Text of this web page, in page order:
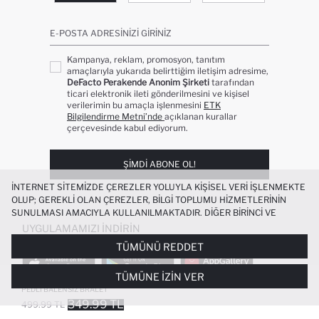
DANTELLI RIBANA ÇIKARILABILIR KAP
PEDLI BALENSIZ BRALET
499.99 TL 349.99 TL
E-POSTA ADRESINIZI GIRINIZ
Kampanya, reklam, promosyon, tanıtım
amaçlarıyla yukarıda belirttiğim iletişim adresime,
DeFacto Perakende Anonim Şirketi tarafından
ticari elektronik ileti gönderilmesini ve kişisel
verilerimin bu amaçla işlenmesini ETK
Bilgilendirme Metni’nde açıklanan kurallar
çerçevesinde kabul ediyorum.
ŞIMDI ABONE OL!
UYGULAMAMIZI İNDIRIN
POPÜLER KATEGORILER
İNTERNET SITEMIZDE ÇEREZLER YOLUYLA KIŞISEL VERI IŞLENMEKTE
OLUP; GEREKLI OLAN ÇEREZLER, BILGI TOPLUMU HIZMETLERININ
SUNULMASI AMACIYLA KULLANILMAKTADIR. DIĞER BIRINCI VE
ÜÇÜNCÜ TARAF ÇEREZLER ISE SIZE DAHA IYI BIR ALIŞVERIŞ
DENEYIMI SUNULABILMESI, SITEMIZIN DAHA IŞLEVSEL KILINMASI VE
KIŞISELLEŞTIRMESI VE AÇIK RIZA VERMENIZ HALINDE, SIZLERE
YÖNELIK PAZARLAMA FAALIYETLERININ YAPILMASI AMAÇLARIYLA
SINIRLI OLARAK KULLANILACAKTIR. ÇEREZLERE DAIR TERCIHLERINIZI
ÇEREZ TERCIHLERIPANELI ARACILIĞIYLA HER ZAMAN YÖNETEBILIR,
ÇEREZLERLE ILGILI DAHA DETAYLI BILGIYE
TÜMÜNÜ REDDET
TÜMÜNE İZIN VER